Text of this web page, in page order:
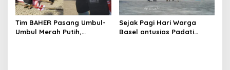
Tim BAHER Pasang Umbul-
Umbul Merah Putih,
Sejak Pagi Hari Warga
Basel antusias Padati